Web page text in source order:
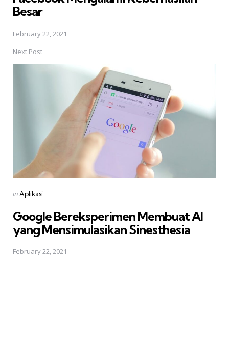
Besar
February 22, 2021
Next Post
Posted
inAplikasi
Google Bereksperimen Membuat AI
yang Mensimulasikan Sinesthesia
February 22, 2021